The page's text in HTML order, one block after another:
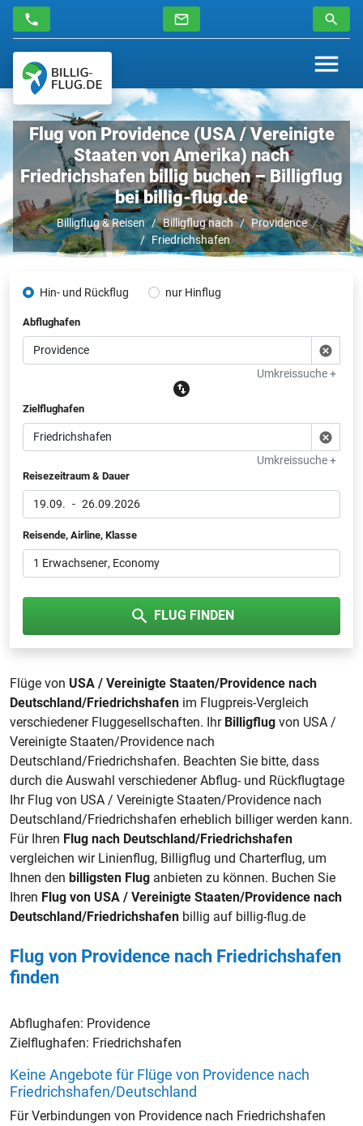
Flug von Providence (USA / Vereinigte
Staaten von Amerika) nach
Friedrichshafen billig buchen – Billigflug
bei billig-flug.de
Billigflug & Reisen Billigflug nach
Providence
Friedrichshafen
Hin- und Rückflug nur Hinflug
Abflughafen
Umkreissuche +
Zielflughafen
Umkreissuche +
Reisezeitraum & Dauer
19.09. - 26.09.2026
Reisende, Airline, Klasse
1 Erwachsener, Economy
FLUG FINDEN
Flüge von USA / Vereinigte Staaten/Providence nach
Deutschland/Friedrichshafen im Flugpreis-Vergleich
verschiedener Fluggesellschaften. Ihr Billigflug von USA /
Vereinigte Staaten/Providence nach
Deutschland/Friedrichshafen. Beachten Sie bitte, dass
durch die Auswahl verschiedener Abflug- und Rückflugtage
Ihr Flug von USA / Vereinigte Staaten/Providence nach
Deutschland/Friedrichshafen erheblich billiger werden kann.
Für Ihren Flug nach Deutschland/Friedrichshafen
vergleichen wir Linienflug, Billigflug und Charterflug, um
Ihnen den billigsten Flug anbieten zu können. Buchen Sie
Ihren Flug von USA / Vereinigte Staaten/Providence nach
Deutschland/Friedrichshafen billig auf billig-flug.de
Flug von Providence nach Friedrichshafen
finden
Abflughafen: Providence
Zielflughafen: Friedrichshafen
Keine Angebote für Flüge von Providence nach
Friedrichshafen/Deutschland
Für Verbindungen von Providence nach Friedrichshafen